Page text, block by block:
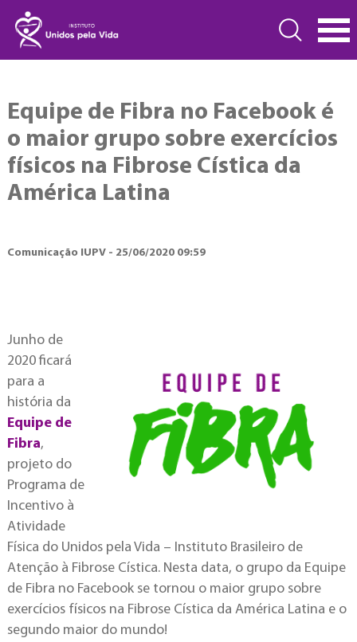
Equipe de Fibra no Facebook é
o maior grupo sobre exercícios
físicos na Fibrose Cística da
América Latina
Comunicação IUPV - 25/06/2020 09:59
Junho de
2020 ficará
para a
história da
Equipe de
Fibra,
projeto do
Programa de
Incentivo à
Atividade
Física do Unidos pela Vida – Instituto Brasileiro de
Atenção à Fibrose Cística. Nesta data, o grupo da Equipe
de Fibra no Facebook se tornou o maior grupo sobre
exercícios físicos na Fibrose Cística da América Latina e o
segundo maior do mundo!